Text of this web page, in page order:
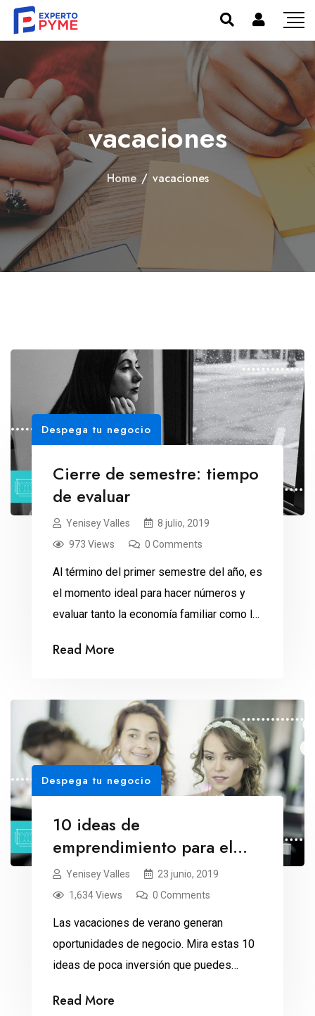
vacaciones
Home / vacaciones
Despega tu negocio
Cierre de semestre: tiempo
de evaluar
Yenisey Valles
8 julio, 2019
973 Views
0 Comments
Al término del primer semestre del año, es
el momento ideal para hacer números y
evaluar tanto la economía familiar como la
Dolores Ortega. Cierre de semestre:
Read More
Despega tu negocio
10 ideas de
emprendimiento para el
verano 2019
Yenisey Valles
23 junio, 2019
1,634 Views
0 Comments
Las vacaciones de verano generan
oportunidades de negocio. Mira estas 10
ideas de poca inversión que puedes
Read More